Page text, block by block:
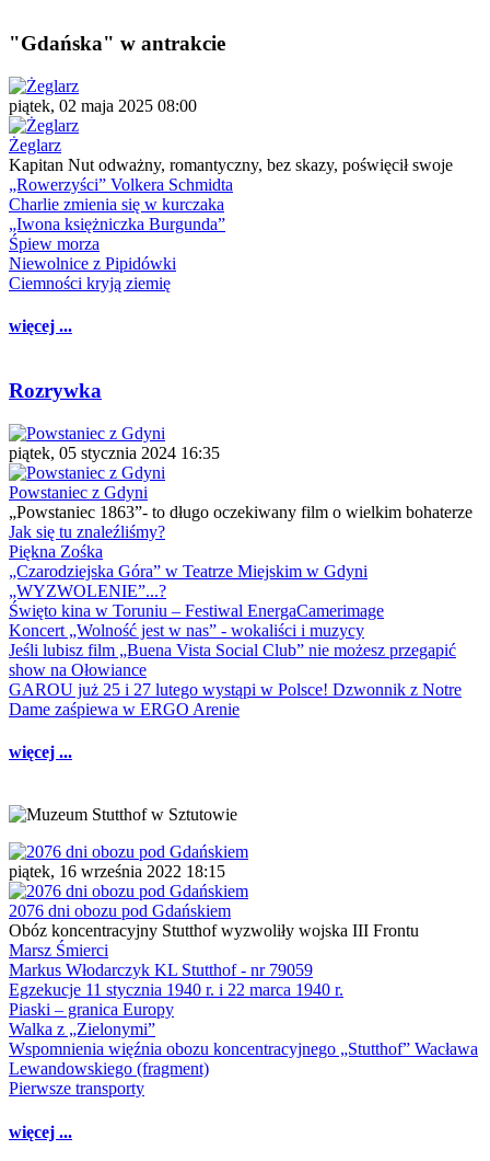
"Gdańska" w antrakcie
piątek, 02 maja 2025 08:00
Żeglarz
Kapitan Nut odważny, romantyczny, bez skazy, poświęcił swoje
„Rowerzyści” Volkera Schmidta
Charlie zmienia się w kurczaka
„Iwona księżniczka Burgunda”
Śpiew morza
Niewolnice z Pipidówki
Ciemności kryją ziemię
więcej ...
Rozrywka
piątek, 05 stycznia 2024 16:35
Powstaniec z Gdyni
„Powstaniec 1863”- to długo oczekiwany film o wielkim bohaterze
Jak się tu znaleźliśmy?
Piękna Zośka
„Czarodziejska Góra” w Teatrze Miejskim w Gdyni
„WYZWOLENIE”...?
Święto kina w Toruniu – Festiwal EnergaCamerimage
Koncert „Wolność jest w nas” - wokaliści i muzycy
Jeśli lubisz film „Buena Vista Social Club” nie możesz przegapić
show na Ołowiance
GAROU już 25 i 27 lutego wystąpi w Polsce! Dzwonnik z Notre
Dame zaśpiewa w ERGO Arenie
więcej ...
piątek, 16 września 2022 18:15
2076 dni obozu pod Gdańskiem
Obóz koncentracyjny Stutthof wyzwoliły wojska III Frontu
Marsz Śmierci
Markus Włodarczyk KL Stutthof - nr 79059
Egzekucje 11 stycznia 1940 r. i 22 marca 1940 r.
Piaski – granica Europy
Walka z „Zielonymi”
Wspomnienia więźnia obozu koncentracyjnego „Stutthof” Wacława
Lewandowskiego (fragment)
Pierwsze transporty
więcej ...